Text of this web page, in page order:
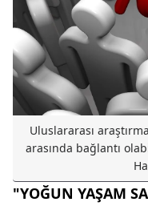
Uluslararası
arasında bağlantı
"YOĞUN YAŞAM